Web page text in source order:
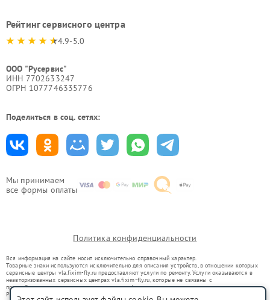
Мы принимаем
все формы оплаты
Рейтинг сервисного центра
4.9-5.0
ООО "Русервис"
ИНН 7702633247
ОГРН 1077746335776
Поделиться в соц. сетях:
Политика конфиденциальности
Вся информация на сайте носит исключительно справочный характер.
Товарные знаки используются исключительно для описания устройств, в отношении которых
сервисные центры vla.fixim-fly.ru предоставляют услуги по ремонту. Услуги оказываются в
неавторизованных сервисных центрах vla.fixim-fly.ru, которые не связаны с
правообладателями товарных знаков или их официальными представителями.
Ремонт осуществляется для устройств, уже введенных в гражданский оборот в соответствии